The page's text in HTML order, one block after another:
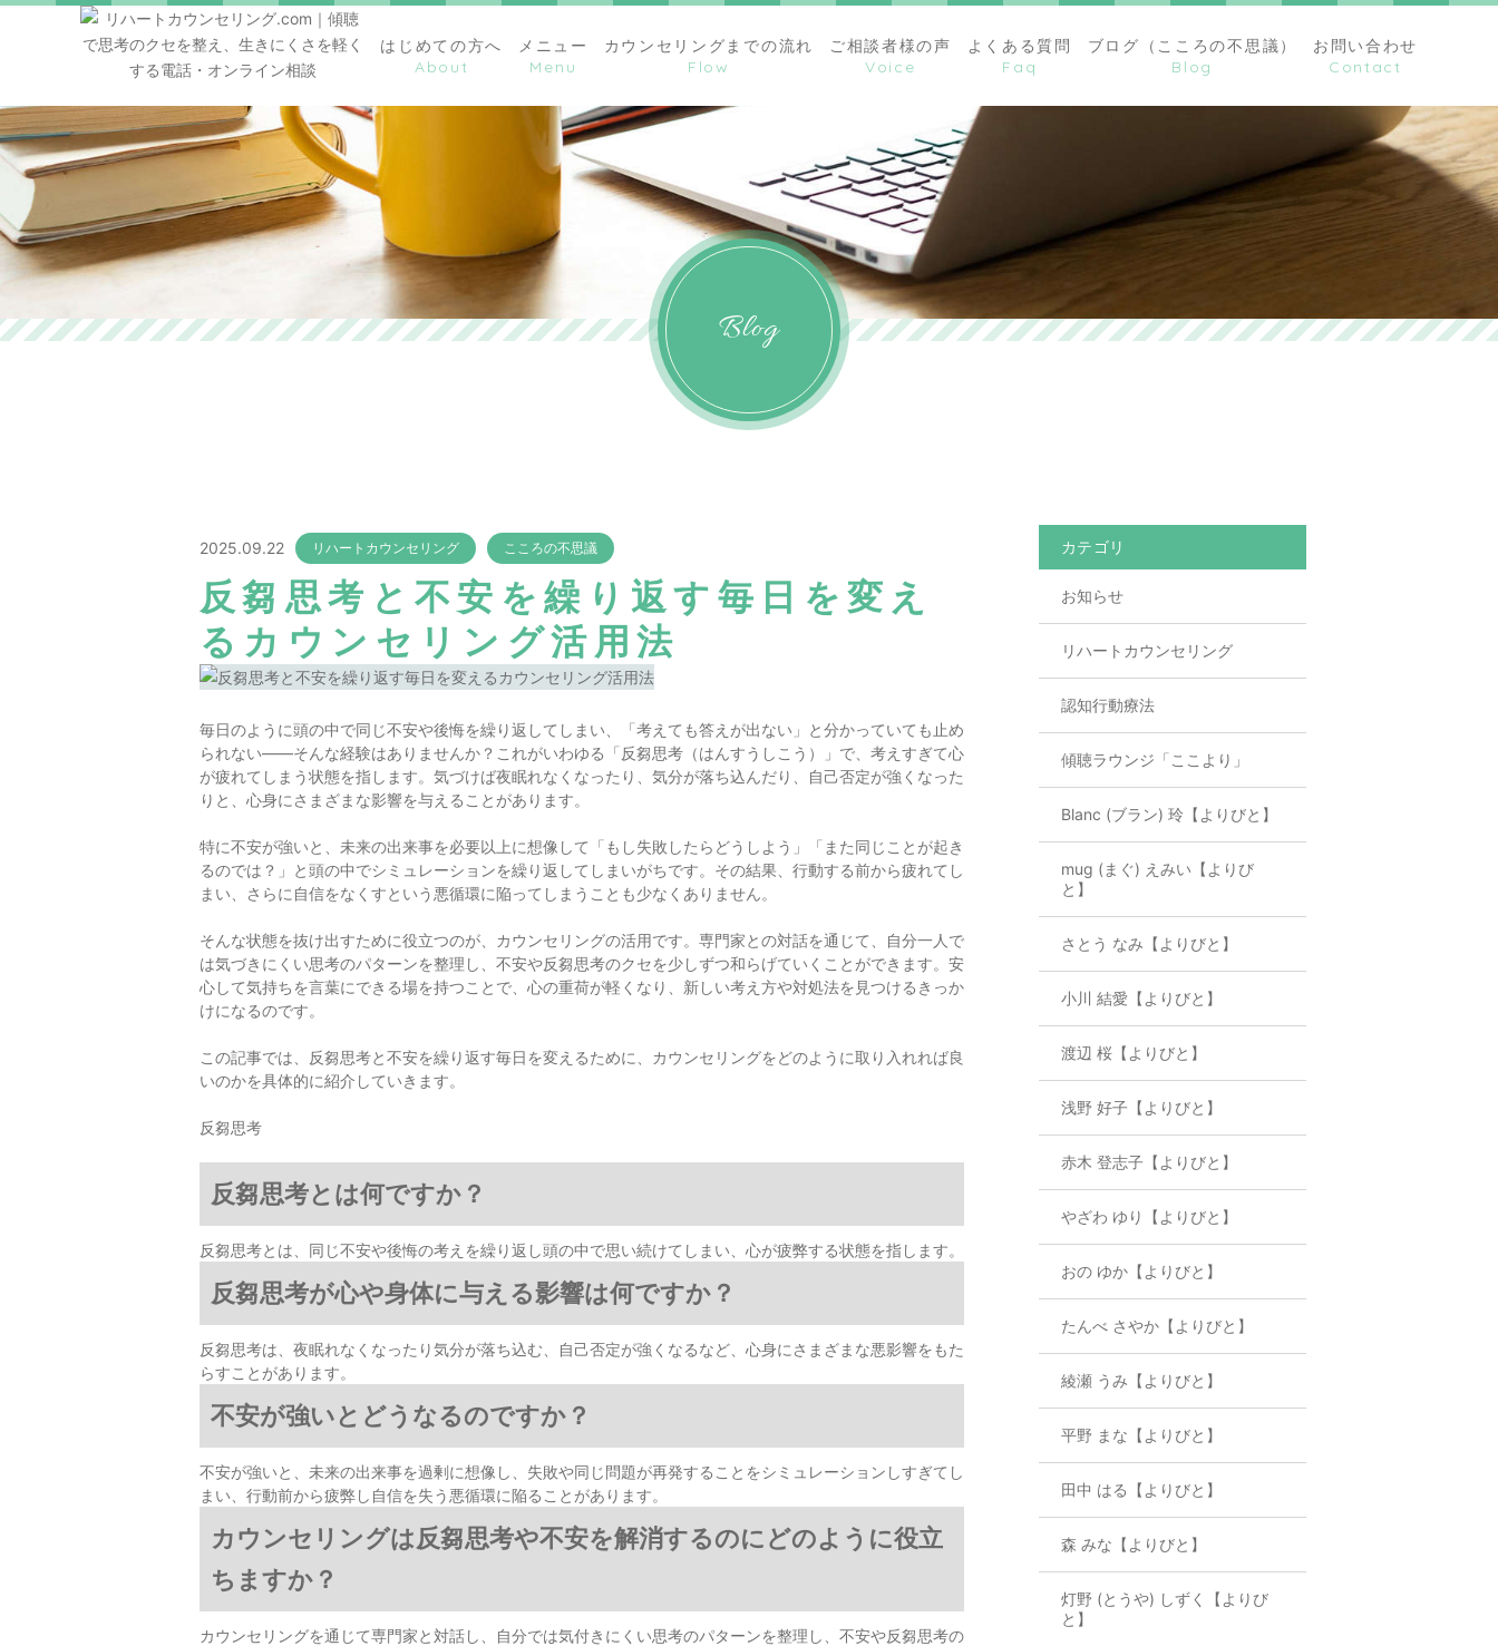
はじめての方へ メニュー カウンセリングまでの流れ ご相談者様の声 よくある質問 ブログ（こころの不思議） お問い合わせ
Blog
2025.09.22 リハートカウンセリング こころの不思議
反芻思考と不安を繰り返す毎日を変え
るカウンセリング活用法
毎日のように頭の中で同じ不安や後悔を繰り返してしまい、「考えても答えが出ない」と分かっていても止め
られない――そんな経験はありませんか？これがいわゆる「反芻思考（はんすうしこう）」で、考えすぎて心
が疲れてしまう状態を指します。気づけば夜眠れなくなったり、気分が落ち込んだり、自己否定が強くなった
りと、心身にさまざまな影響を与えることがあります。
特に不安が強いと、未来の出来事を必要以上に想像して「もし失敗したらどうしよう」「また同じことが起き
るのでは？」と頭の中でシミュレーションを繰り返してしまいがちです。その結果、行動する前から疲れてし
まい、さらに自信をなくすという悪循環に陥ってしまうことも少なくありません。
そんな状態を抜け出すために役立つのが、カウンセリングの活用です。専門家との対話を通じて、自分一人で
は気づきにくい思考のパターンを整理し、不安や反芻思考のクセを少しずつ和らげていくことができます。安
心して気持ちを言葉にできる場を持つことで、心の重荷が軽くなり、新しい考え方や対処法を見つけるきっか
けになるのです。
この記事では、反芻思考と不安を繰り返す毎日を変えるために、カウンセリングをどのように取り入れれば良
いのかを具体的に紹介していきます。
反芻思考
反芻思考とは何ですか？
反芻思考とは、同じ不安や後悔の考えを繰り返し頭の中で思い続けてしまい、心が疲弊する状態を指します。
反芻思考が心や身体に与える影響は何ですか？
反芻思考は、夜眠れなくなったり気分が落ち込む、自己否定が強くなるなど、心身にさまざまな悪影響をもた
らすことがあります。
不安が強いとどうなるのですか？
不安が強いと、未来の出来事を過剰に想像し、失敗や同じ問題が再発することをシミュレーションしすぎてし
まい、行動前から疲弊し自信を失う悪循環に陥ることがあります。
カウンセリングは反芻思考や不安を解消するのにどのように役立
ちますか？
カウンセリングを通じて専門家と対話し、自分では気付きにくい思考のパターンを整理し、不安や反芻思考の
カテゴリ
お知らせ
リハートカウンセリング
認知行動療法
傾聴ラウンジ「ここより」
Blanc (ブラン) 玲【よりびと】
mug (まぐ) えみい【よりび
と】
さとう なみ【よりびと】
小川 結愛【よりびと】
渡辺 桜【よりびと】
浅野 好子【よりびと】
赤木 登志子【よりびと】
やざわ ゆり【よりびと】
おの ゆか【よりびと】
たんべ さやか【よりびと】
綾瀬 うみ【よりびと】
平野 まな【よりびと】
田中 はる【よりびと】
森 みな【よりびと】
灯野 (とうや) しずく【よりび
と】